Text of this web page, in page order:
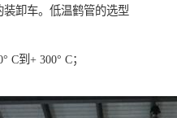
装卸车。低温鹤管的选型
C到+ 300° C；